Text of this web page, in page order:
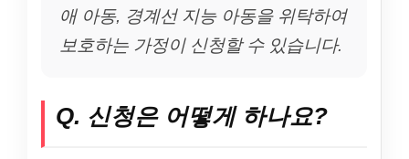
애 아동, 경계선 지능 아동을 위탁하여
보호하는 가정이 신청할 수 있습니다.
Q. 신청은 어떻게 하나요?